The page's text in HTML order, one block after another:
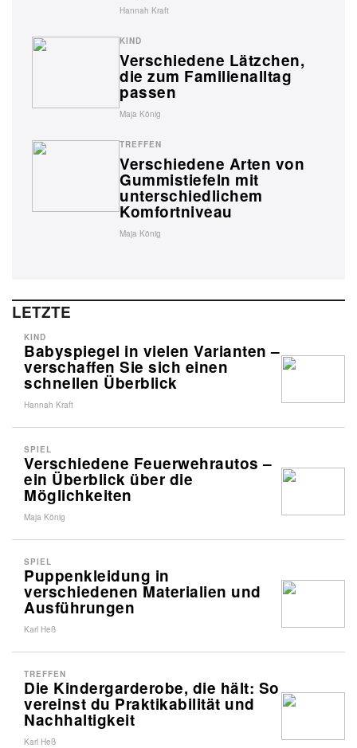
Hannah Kraft
Verschiedene Lätzchen,
die zum Familienalltag
passen
KIND
Maja König
Verschiedene Arten von
Gummistiefeln mit
unterschiedlichem
Komfortniveau
TREFFEN
Maja König
LETZTE
Babyspiegel in vielen Varianten –
verschaffen Sie sich einen
schnellen Überblick
KIND
Hannah Kraft
Verschiedene Feuerwehrautos –
ein Überblick über die
Möglichkeiten
SPIEL
Maja König
Puppenkleidung in
verschiedenen Materialien und
Ausführungen
SPIEL
Karl Heß
Die Kindergarderobe, die hält: So
vereinst du Praktikabilität und
Nachhaltigkeit
TREFFEN
Karl Heß